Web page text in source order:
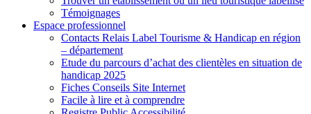
Témoignages
Espace professionnel
Contacts Relais Label Tourisme & Handicap en région
– département
Etude du parcours d’achat des clientèles en situation de
handicap 2025
Fiches Conseils Site Internet
Facile à lire et à comprendre